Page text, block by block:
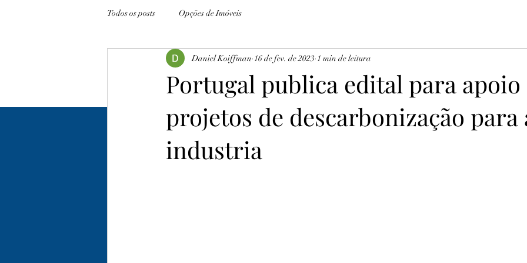
Todos os posts Opções de Imóveis
Portugal publica edital para apoio
projetos de descarbonização para
industria
Daniel Koiffman 16 de fev. de 2023 1 min de leitura